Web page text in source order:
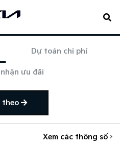
Dự toán chi phí
ưu đãi
theo
Xem các thông số